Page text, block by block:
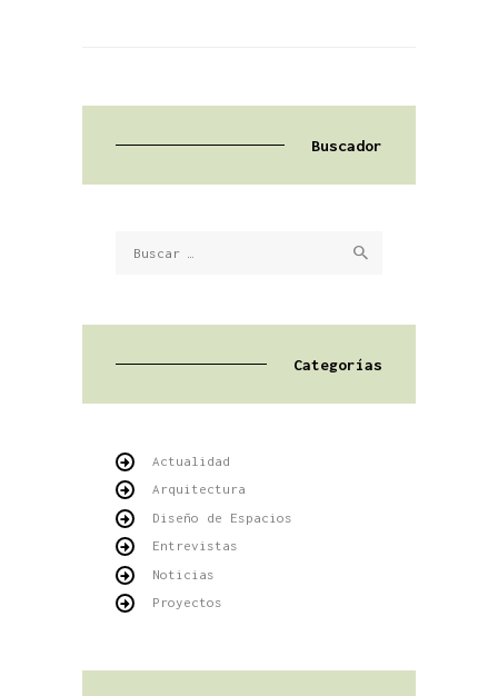
Buscador
Categorías
Actualidad
Arquitectura
Diseño de Espacios
Entrevistas
Noticias
Proyectos